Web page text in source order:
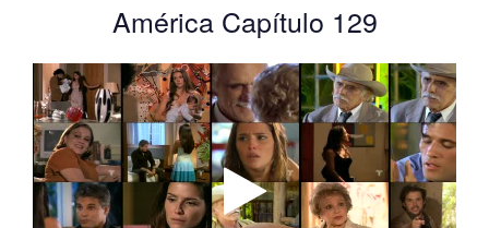
América Capítulo 129